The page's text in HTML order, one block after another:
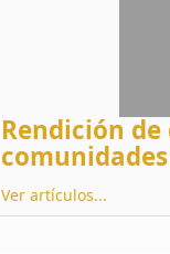
Rendición
Ver artículos...